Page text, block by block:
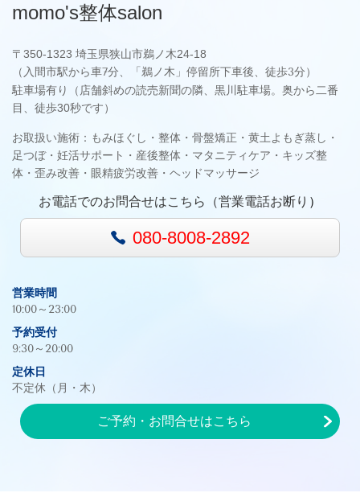
momo's整体salon
〒 350-1323 埼玉県狭山市鵜ノ木24-18
（入間市駅から車7分、「鵜ノ木」停留所下車後、徒歩3分）
駐車場有り（店舗斜めの読売新聞の隣、黒川駐車場。奥から二番
目、徒歩30秒です）
お取扱い施術：もみほぐし・整体・骨盤矯正・黄土よもぎ蒸し・
足つぼ・妊活サポート・産後整体・マタニティケア・キッズ整
体・歪み改善・眼精疲労改善・ヘッドマッサージ
お電話でのお問合せはこちら（営業電話お断り ）
080-8008-2892
営業時間
10:00～23:00
予約受付
9:30～20:00
定休日
不定休（月・木）
ご予約・お問合せはこちら